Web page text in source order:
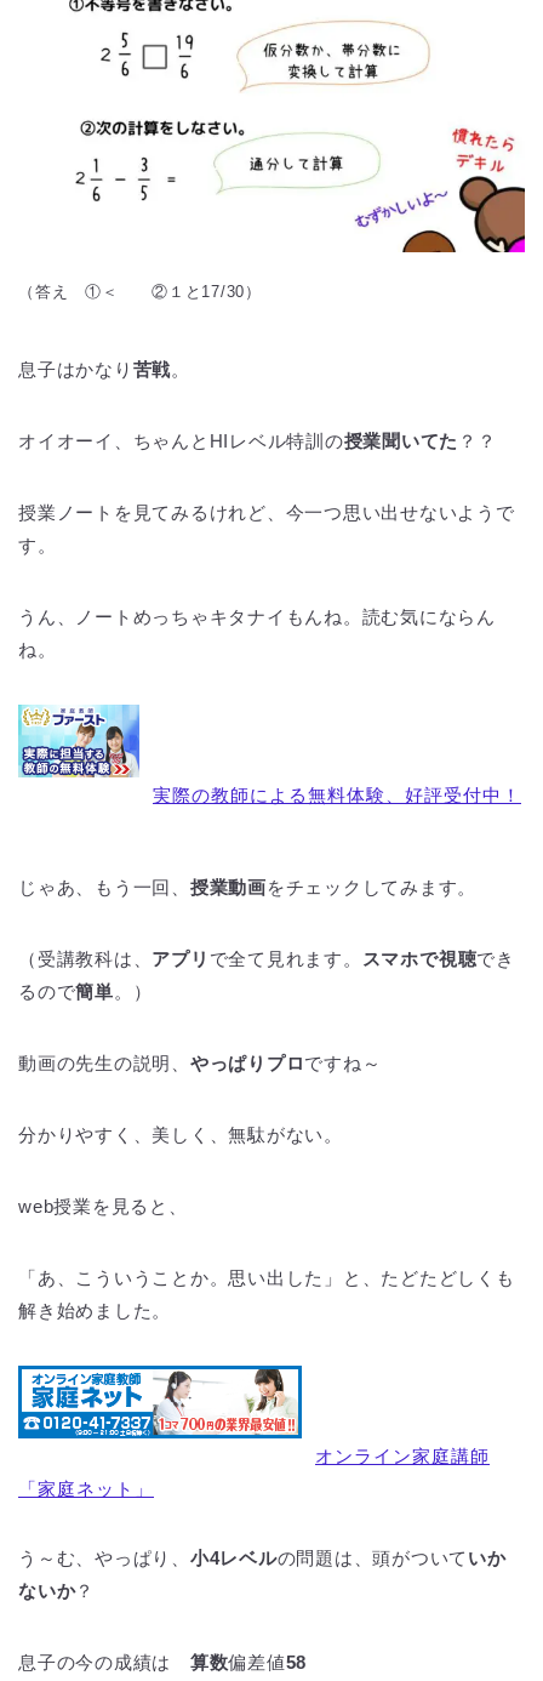
（答え ①＜ ②１と17/30）
息子はかなり 苦戦。
オイオーイ、ちゃんとHIレベル特訓の授業聞いてた ？？
授業ノートを見てみるけれど、今一つ思い出せないようで
す。
うん、ノートめっちゃキタナイもんね。読む気にならん
ね。
実際の教師による無料体験、好評受付中！
じゃあ、もう一回、 授業動画をチェックしてみます。
（受講教科は、 アプリ で全て見れます。 スマホで視聴でき
るので簡単。）
動画の先生の説明、 やっぱりプロですね～
分かりやすく、美しく、無駄がない。
web授業を見ると、
「あ、こういうことか。思い出した」と、たどたどしくも
解き始めました。
オンライン家庭講師
「家庭ネット」
う～む、やっぱり、 小4レベルの問題は、頭がついて いか
ないか？
息子の今の成績は 算数偏差値58